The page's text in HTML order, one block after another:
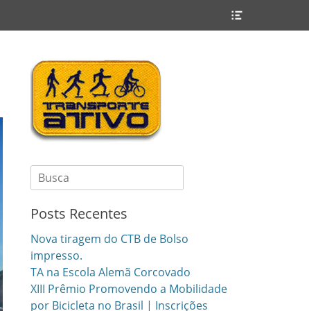
Search
for:
Posts Recentes
Nova tiragem do CTB de Bolso
impresso.
TA na Escola Alemã Corcovado
XIII Prêmio Promovendo a Mobilidade
por Bicicleta no Brasil | Inscrições